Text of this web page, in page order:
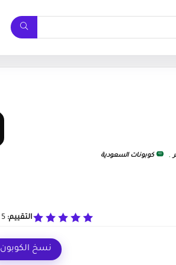
, كوبونات السعودية
التقييم: 5
نسخ الكوبون